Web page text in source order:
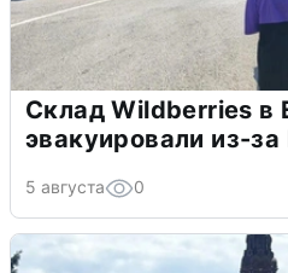
Склад Wildberries в
эвакуировали из-
5 августа 0